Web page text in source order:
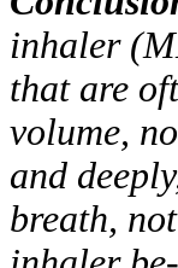
inhaler
that are
volume,
and
breath,